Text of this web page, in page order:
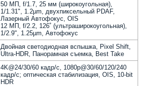
50 МП, f/1.7, 25 мм (широкоугольная),
1/1.31", 1.2µm, двухпиксельный PDAF,
Лазерный Автофокус, OIS
12 МП, f/2.2, 126˚ (ультра­широкоугольная),
1/2.9", 1.25µm, Автофокус
Двойная светодиодная вспышка, Pixel Shift,
Ultra-HDR, Панорамная съемка, Best Take
4K@24/30/60 кадр/с, 1080p@30/60/120/240
кадр/с; оптическая стабилизация, OIS, 10-bit
HDR